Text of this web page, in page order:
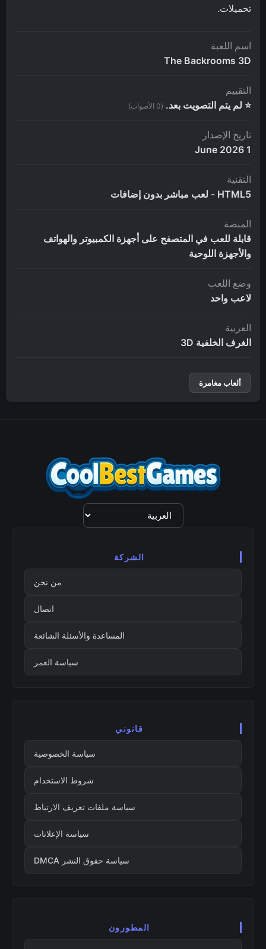
تحميلات.
اسم اللعبة
The Backrooms 3D
التقييم
⭐ لم يتم التصويت بعد. (0 الأصوات)
تاريخ الإصدار
1 June 2026
التقنية
HTML5 - لعب مباشر بدون إضافات
المنصة
قابلة للعب في المتصفح على أجهزة الكمبيوتر والهواتف
والأجهزة اللوحية
وضع اللعب
لاعب واحد
العربية
الغرف الخلفية 3D
ألعاب مغامرة
اختيار
اللغة
الشركة
من نحن
اتصال
المساعدة والأسئلة الشائعة
سياسة العمر
قانوني
سياسة الخصوصية
شروط الاستخدام
سياسة ملفات تعريف الارتباط
سياسة الإعلانات
سياسة حقوق النشر DMCA
المطورون